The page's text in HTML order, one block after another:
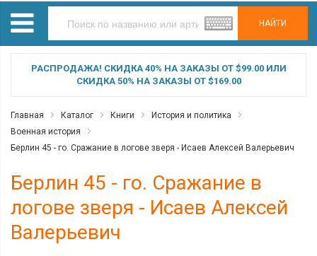
НАЙТИ
РАСПРОДАЖА! СКИДКА 40% НА ЗАКАЗЫ ОТ $99.00 ИЛИ
СКИДКА 50% НА ЗАКАЗЫ ОТ $169.00
Главная Каталог Книги
История и политика
Военная история
Берлин 45 - го. Сражание в логове зверя - Исаев Алексей Валерьевич
Берлин 45 - го. Сражание в
логове зверя - Исаев Алексей
Валерьевич